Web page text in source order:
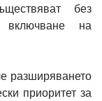
без
включване на
разширяването
приоритет за